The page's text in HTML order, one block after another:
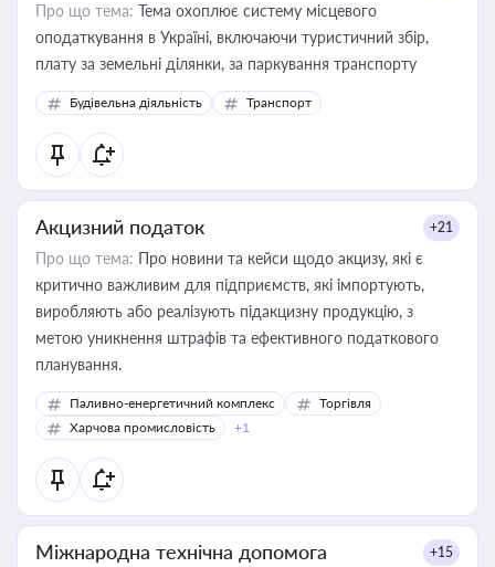
Про що тема: Тема охоплює систему місцевого
оподаткування в Україні, включаючи туристичний збір,
плату за земельні ділянки, за паркування транспорту
Будівельна діяльність Транспорт
Акцизний податок +21
Про що тема: Про новини та кейси щодо акцизу, які є
критично важливим для підприємств, які імпортують,
виробляють або реалізують підакцизну продукцію, з
метою уникнення штрафів та ефективного податкового
планування.
Паливно-енергетичний комплекс
Торгівля
Харчова промисловість
+1
Міжнародна технічна допомога +15